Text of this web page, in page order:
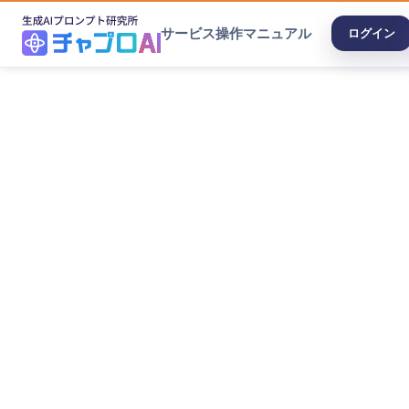
サービス操作マニュアル ログイン